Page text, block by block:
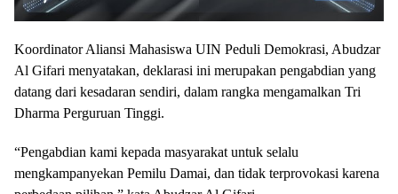
Koordinator Aliansi Mahasiswa UIN Peduli Demokrasi, Abudzar
Al Gifari menyatakan, deklarasi ini merupakan pengabdian yang
datang dari kesadaran sendiri, dalam rangka mengamalkan Tri
Dharma Perguruan Tinggi.
“Pengabdian kami kepada masyarakat untuk selalu
mengkampanyekan Pemilu Damai, dan tidak terprovokasi karena